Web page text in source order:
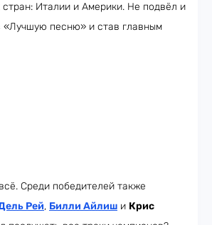
стран: Италии и Америки. Не подвёл и
«Лучшую песню» и став главным
Среди победителей также
Рей, Билли Айлиш и Крис